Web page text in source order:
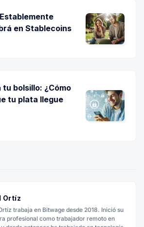
en Stablecoins
tu bolsillo: ¿Cómo
tu plata llegue
Ortíz
trabaja en Bitwage desde 2018. Inició su
profesional como trabajador remoto en